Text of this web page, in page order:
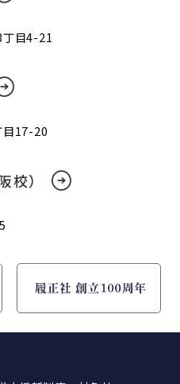
丁目4-21
目17-20
校）